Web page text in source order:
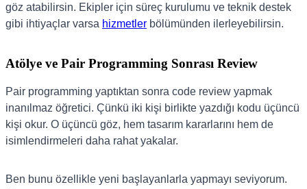
göz atabilirsin. Ekipler için süreç kurulumu ve teknik destek
gibi ihtiyaçlar varsa hizmetler bölümünden ilerleyebilirsin.
Atölye ve Pair Programming Sonrası Review
Pair programming yaptıktan sonra code review yapmak
inanılmaz öğretici. Çünkü iki kişi birlikte yazdığı kodu üçüncü
kişi okur. O üçüncü göz, hem tasarım kararlarını hem de
isimlendirmeleri daha rahat yakalar.
Ben bunu özellikle yeni başlayanlarla yapmayı seviyorum.